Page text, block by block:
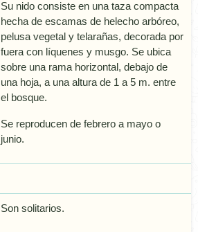
Su nido consiste en una taza compacta
hecha de escamas de helecho arbóreo,
pelusa vegetal y telarañas, decorada por
fuera con lí­quenes y musgo. Se ubica
sobre una rama horizontal, debajo de
una hoja, a una altura de 1 a 5 m. entre
el bosque.
Se reproducen de febrero a mayo o
junio.
Son solitarios.